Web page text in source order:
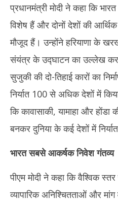
प्रधानमंत्री मोदी ने कहा कि
विशेष हैं और दोनों देशों की
मौजूद हैं। उन्होंने हरियाणा के
संयंत्र के उद्घाटन का उल्लेख
सुजुकी की दो-तिहाई कारों का
निर्यात 100 से अधिक देशों में
कि कावासाकी, यामाहा और होंडा
बनकर दुनिया के कई देशों में
भारत सबसे आकर्षक निवेश गंतव्य
पीएम मोदी ने कहा कि वैश्विक
व्यापारिक अनिश्चितताओं और